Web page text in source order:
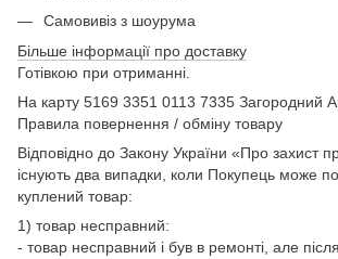
Самовивіз з шоурума
Більше інформації про доставку
Готівкою при отриманні.
На карту 5169 3351 0113 7335 Загородний
Правила повернення / обміну товару
Відповідно до Закону України «Про захист
існують два випадки, коли Покупець може
куплений товар:
1) товар несправний:
- товар несправний і був в ремонті, але